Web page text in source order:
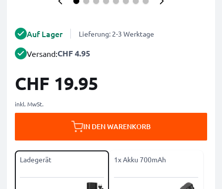
Auf Lager Lieferung: 2-3 Werktage
Versand:CHF 4.95
CHF 19.95
inkl. MwSt.
IN DEN WARENKORB
Ladegerät 1x Akku 700mAh